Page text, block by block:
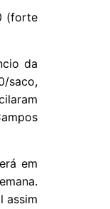
(forte
da
saco,
em
assim